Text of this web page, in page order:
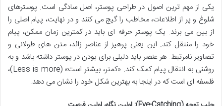
یکی از مهم ترین اصول در طراحی پوستر، اصل سادگی است. پوسترهای
شلوغ و پر از اطلاعات، مخاطب را گیج می کنند و در نهایت، پیام اصلی را
از بین می برند. یک پوستر حرفه ای باید در کمترین زمان ممکن، پیام
خود را منتقل کند. این یعنی پرهیز از عناصر زائد، متن های طولانی و
تصاویر نامرتبط. هر عنصر باید دلیلی برای بودن در پوستر داشته باشد و به
روشنی به انتقال پیام کمک کند. «کمتر، بیشتر است» (Less is more)،
فلسفه ای است که در اینجا به بهترین شکل خود را نشان می دهد.